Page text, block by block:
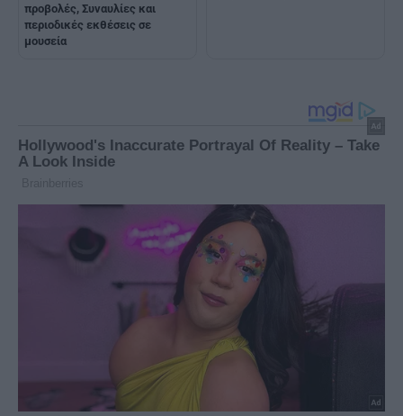
προβολές, Συναυλίες και
περιοδικές εκθέσεις σε
μουσεία